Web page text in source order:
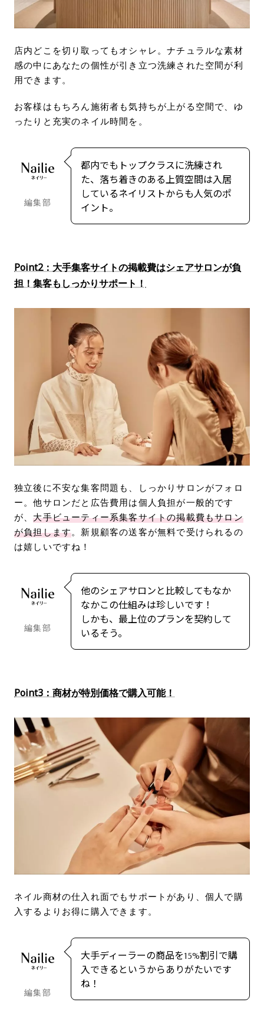
店内どこを切り取ってもオシャレ。ナチュラルな素材
感の中にあなたの個性が引き立つ洗練された空間が利
用できます。
お客様はもちろん施術者も気持ちが上がる空間で、ゆ
ったりと充実のネイル時間を。
編集部
都内でもトップクラスに洗練され
た、落ち着きのある上質空間は入居
しているネイリストからも人気のポ
イント。
Point2：大手集客サイトの掲載費はシェアサロンが負
担！集客もしっかりサポート！
独立後に不安な集客問題も、しっかりサロンがフォロ
ー。他サロンだと広告費用は個人負担が一般的です
が、大手ビューティー系集客サイトの掲載費もサロン
が負担します。新規顧客の送客が無料で受けられるの
は嬉しいですね！
編集部
他のシェアサロンと比較してもなか
なかこの仕組みは珍しいです！
しかも、最上位のプランを契約して
いるそう。
Point3：商材が特別価格で購入可能！
ネイル商材の仕入れ面でもサポートがあり、個人で購
入するよりお得に購入できます。
編集部
大手ディーラーの商品を15%割引で購
入できるというからありがたいです
ね！